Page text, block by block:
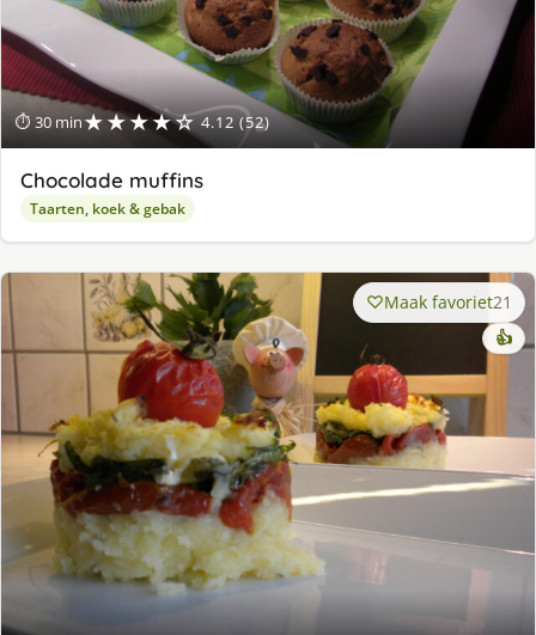
⏱ 30 min★★★★☆ 4.12 (52)
Chocolade muffins
Taarten, koek & gebak
Maak favoriet21
👍